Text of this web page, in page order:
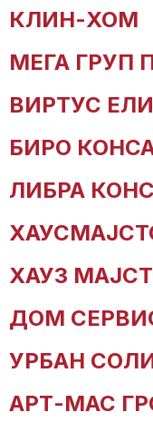
КЛИН-ХОМ
МЕГА ГРУП
ВИРТУС
БИРО
ЛИБРА
ХАУЗ
ДОМ
УРБАН
АРТ-МАС